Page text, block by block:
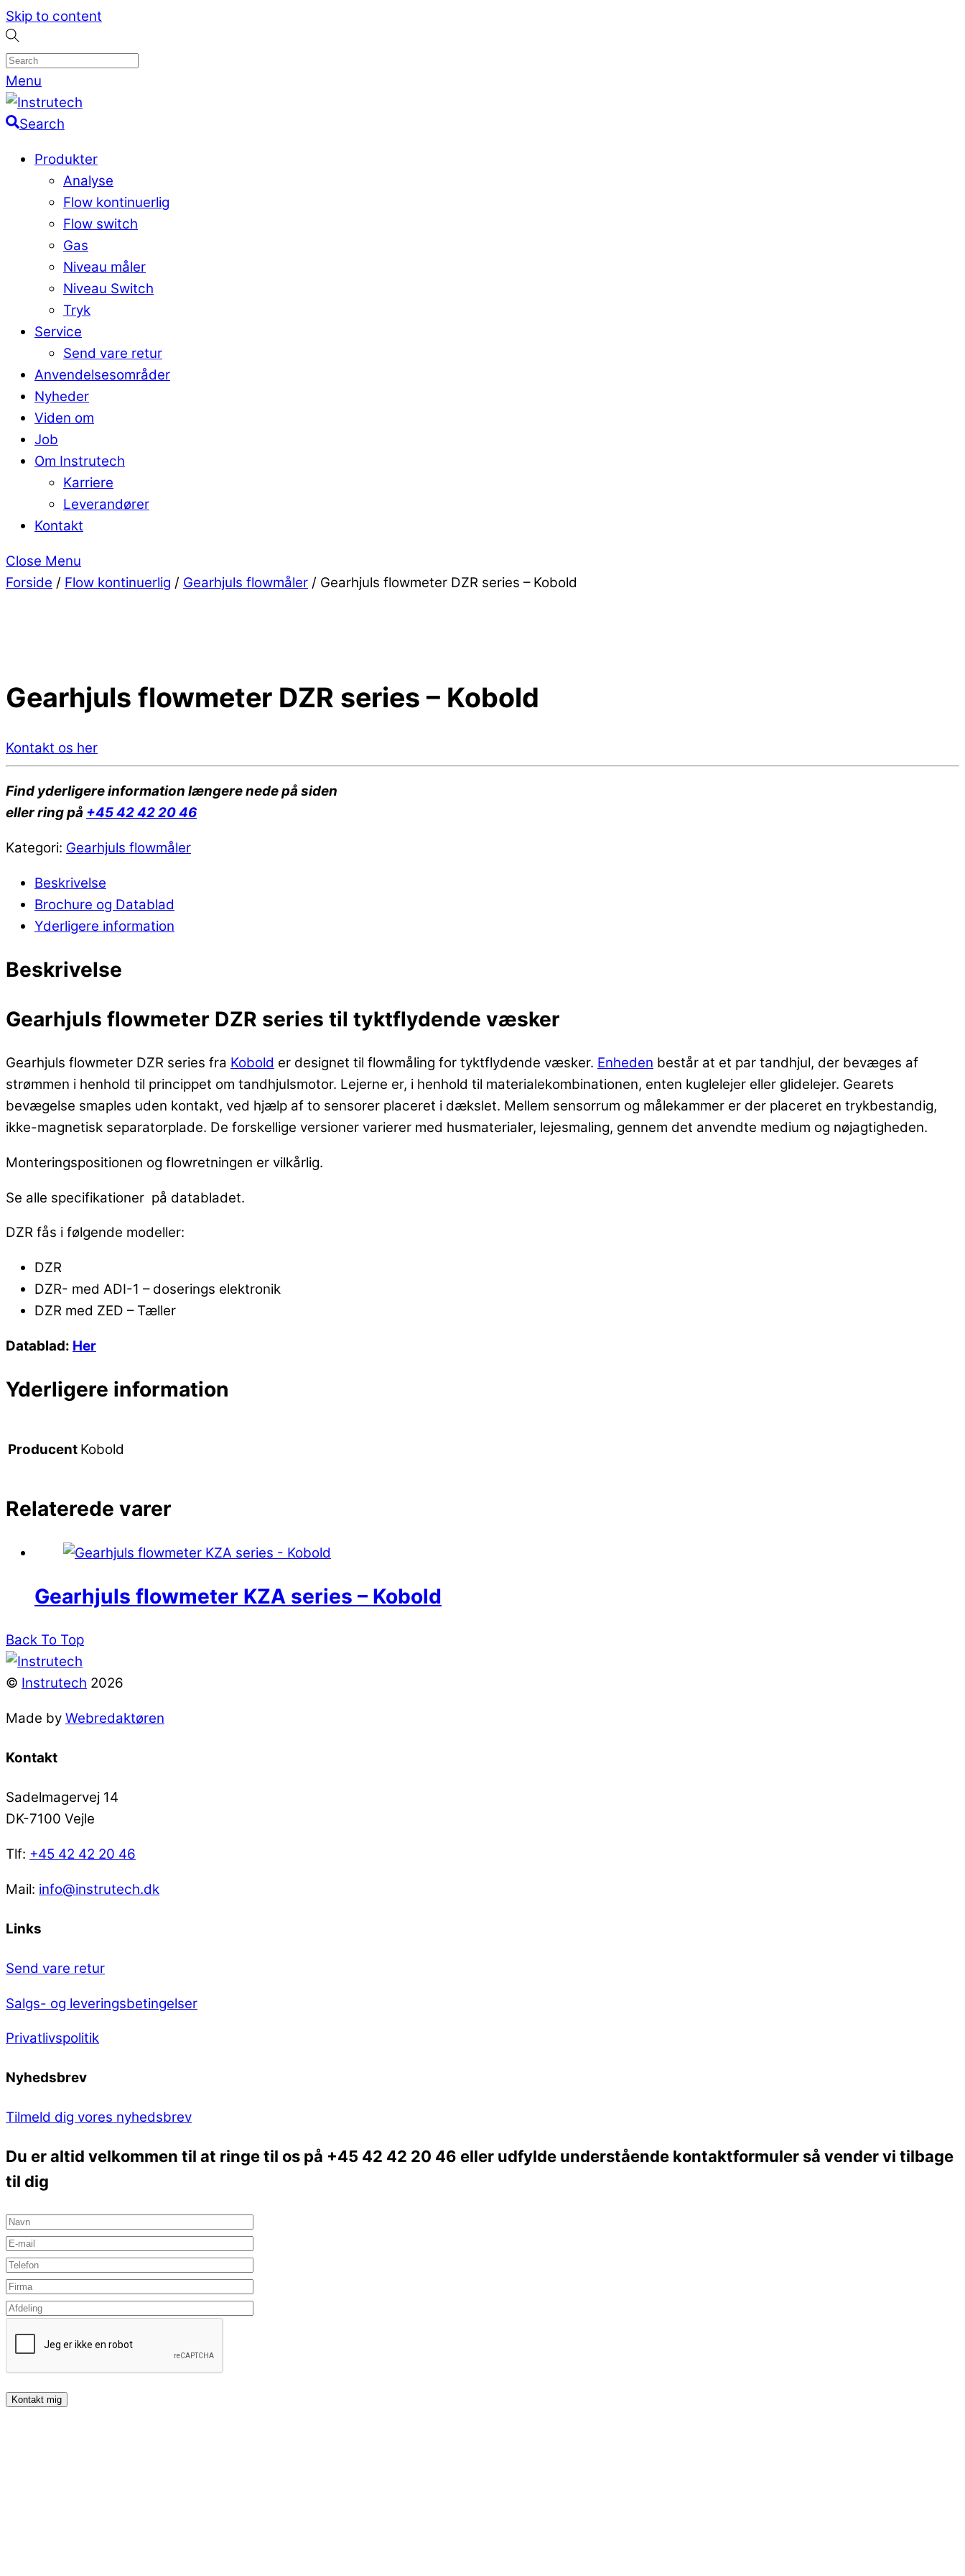
Skip to content
Menu
Search
Produkter
Analyse
Flow kontinuerlig
Flow switch
Gas
Niveau måler
Niveau Switch
Tryk
Service
Send vare retur
Anvendelsesområder
Nyheder
Viden om
Job
Om Instrutech
Karriere
Leverandører
Kontakt
Close Menu
Forside / Flow kontinuerlig / Gearhjuls flowmåler / Gearhjuls flowmeter DZR series – Kobold
Gearhjuls flowmeter DZR series – Kobold
Kontakt os her
Find yderligere information længere nede på siden
eller ring på +45 42 42 20 46
Kategori: Gearhjuls flowmåler
Beskrivelse
Brochure og Datablad
Yderligere information
Beskrivelse
Gearhjuls flowmeter DZR series til tyktflydende væsker
Gearhjuls flowmeter DZR series fra Kobold er designet til flowmåling for tyktflydende væsker. Enheden består at et par tandhjul, der bevæges af
strømmen i henhold til princippet om tandhjulsmotor. Lejerne er, i henhold til materialekombinationen, enten kuglelejer eller glidelejer. Gearets
bevægelse smaples uden kontakt, ved hjælp af to sensorer placeret i dækslet. Mellem sensorrum og målekammer er der placeret en trykbestandig,
ikke-magnetisk separatorplade. De forskellige versioner varierer med husmaterialer, lejesmaling, gennem det anvendte medium og nøjagtigheden.
Monteringspositionen og flowretningen er vilkårlig.
Se alle specifikationer på databladet.
DZR fås i følgende modeller:
DZR
DZR- med ADI-1 – doserings elektronik
DZR med ZED – Tæller
Datablad: Her
Yderligere information
Producent Kobold
Relaterede varer
Gearhjuls flowmeter KZA series – Kobold
Back To Top
© Instrutech 2026
Made by Webredaktøren
Kontakt
Sadelmagervej 14
DK-7100 Vejle
Tlf: +45 42 42 20 46
Mail: info@instrutech.dk
Links
Send vare retur
Salgs- og leveringsbetingelser
Privatlivspolitik
Nyhedsbrev
Tilmeld dig vores nyhedsbrev
Du er altid velkommen til at ringe til os på +45 42 42 20 46 eller udfylde understående kontaktformuler så vender vi tilbage
til dig